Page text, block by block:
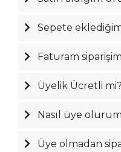
Sepete
Faturam
Üyelik Ücretli mi?
Nasıl üye
Üye olmadan